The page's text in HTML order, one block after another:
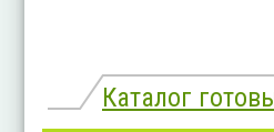
Каталог